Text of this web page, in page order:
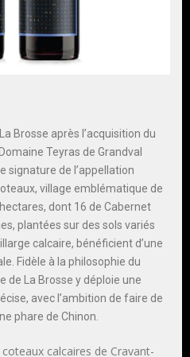
Brosse après l’acquisition du
Teyras de Grandval
signature de l’appellation
village emblématique de
dont 16 de Cabernet
plantées sur des sols variés
calcaire, bénéficient d’une
Fidèle à la philosophie du
de La Brosse y déploie une
avec l’ambition de faire de
phare de Chinon.
coteaux calcaires de Cravant-